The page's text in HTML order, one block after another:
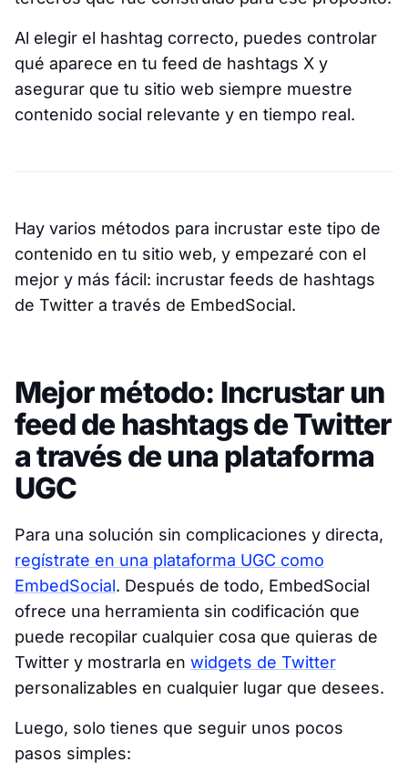
Al elegir el hashtag correcto, puedes controlar
qué aparece en tu feed de hashtags X y
asegurar que tu sitio web siempre muestre
contenido social relevante y en tiempo real.
Hay varios métodos para incrustar este tipo de
contenido en tu sitio web, y empezaré con el
mejor y más fácil: incrustar feeds de hashtags
de Twitter a través de EmbedSocial.
Mejor método: Incrustar un
feed de hashtags de Twitter
a través de una plataforma
UGC
Para una solución sin complicaciones y directa,
regístrate en una plataforma UGC como
EmbedSocial. Después de todo, EmbedSocial
ofrece una herramienta sin codificación que
puede recopilar cualquier cosa que quieras de
Twitter y mostrarla en widgets de Twitter
personalizables en cualquier lugar que desees.
Luego, solo tienes que seguir unos pocos
pasos simples: